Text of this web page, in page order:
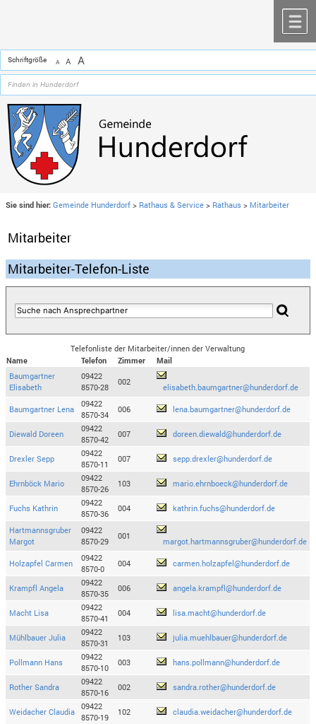
Schriftgröße A A A
Sie sind hier: Gemeinde Hunderdorf > Rathaus & Service > Rathaus > Mitarbeiter
Mitarbeiter
Mitarbeiter-Telefon-Liste
Telefonliste der Mitarbeiter/innen der Verwaltung
Name
Telefon Zimmer
Mail
Baumgartner
Elisabeth
09422
8570-28
002
elisabeth.baumgartner@hunderdorf.de
Baumgartner Lena
09422
8570-34
006 lena.baumgartner@hunderdorf.de
Diewald Doreen
09422
8570-42
007 doreen.diewald@hunderdorf.de
Drexler Sepp
09422
8570-11
007 sepp.drexler@hunderdorf.de
Ehrnböck Mario
09422
8570-26
103 mario.ehrnboeck@hunderdorf.de
Fuchs Kathrin
09422
8570-36
004 kathrin.fuchs@hunderdorf.de
Hartmannsgruber
Margot
09422
8570-29
001
margot.hartmannsgruber@hunderdorf.de
Holzapfel Carmen
09422
8570-0
004 carmen.holzapfel@hunderdorf.de
Krampfl Angela
09422
8570-35
006 angela.krampfl@hunderdorf.de
Macht Lisa
09422
8570-41
004 lisa.macht@hunderdorf.de
Mühlbauer Julia
09422
8570-31
103 julia.muehlbauer@hunderdorf.de
Pollmann Hans
09422
8570-10
003 hans.pollmann@hunderdorf.de
Rother Sandra
09422
8570-16
002 sandra.rother@hunderdorf.de
Weidacher Claudia
09422
8570-19
102 claudia.weidacher@hunderdorf.de